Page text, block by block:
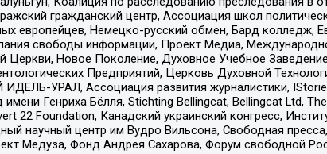
гражданский центр, Ассоциация школ
европейцев, Немецко-русский обмен, Бард
свободы информации, Проект Медиа,
Церкви, Новое Поколение, Духовное Учебное
Предприятий, Церковь Духовной
УРАЛ, Ассоциация развития журналистики,
Генриха Бёлля, Stichting Bellingcat, Bellingcat Ltd,
22 Foundation, Канадский украинский конгресс,
научный центр им Вудро Вильсона, Свободная
Медуза, Фонд Андрея Сахарова, Форум свободной